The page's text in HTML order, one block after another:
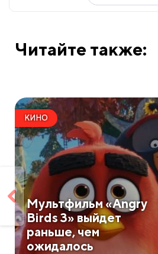
Читайте также:
КИНО
Мультфильм «Angry
Birds 3» выйдет
раньше, чем
ожидалось